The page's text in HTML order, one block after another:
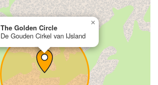
The Golden Circle
De Gouden Cirkel van IJsland
×